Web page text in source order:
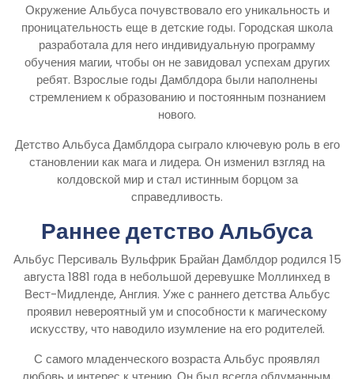
Окружение Альбуса почувствовало его уникальность и
проницательность еще в детские годы. Городская школа
разработала для него индивидуальную программу
обучения магии, чтобы он не завидовал успехам других
ребят. Взрослые годы Дамблдора были наполнены
стремлением к образованию и постоянным познанием
нового.
Детство Альбуса Дамблдора сыграло ключевую роль в его
становлении как мага и лидера. Он изменил взгляд на
колдовской мир и стал истинным борцом за
справедливость.
Раннее детство Альбуса
Альбус Персиваль Вульфрик Брайан Дамблдор родился 15
августа 1881 года в небольшой деревушке Моллинхед в
Вест-Мидленде, Англия. Уже с раннего детства Альбус
проявил невероятный ум и способности к магическому
искусству, что наводило изумление на его родителей.
С самого младенческого возраста Альбус проявлял